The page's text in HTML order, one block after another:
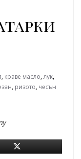
, краве масло,лук,
, ризото, чесън